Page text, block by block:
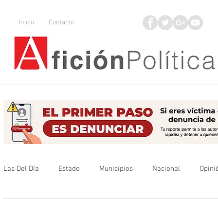
Inicio Contacto
Las Del Día Estado Municipios Nacional